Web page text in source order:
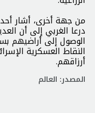
من جهة أخرى، أشار
درعا الغربي إلى أن
الوصول إلى أراضيهم
النقاط العسكرية
أرزاقهم.
المصدر: العالم